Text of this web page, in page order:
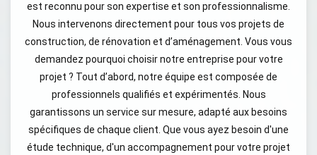
est reconnu pour son expertise et son professionnalisme.
Nous intervenons directement pour tous vos projets de
construction, de rénovation et d’aménagement. Vous vous
demandez pourquoi choisir notre entreprise pour votre
projet ? Tout d’abord, notre équipe est composée de
professionnels qualifiés et expérimentés. Nous
garantissons un service sur mesure, adapté aux besoins
spécifiques de chaque client. Que vous ayez besoin d'une
étude technique, d'un accompagnement pour votre projet